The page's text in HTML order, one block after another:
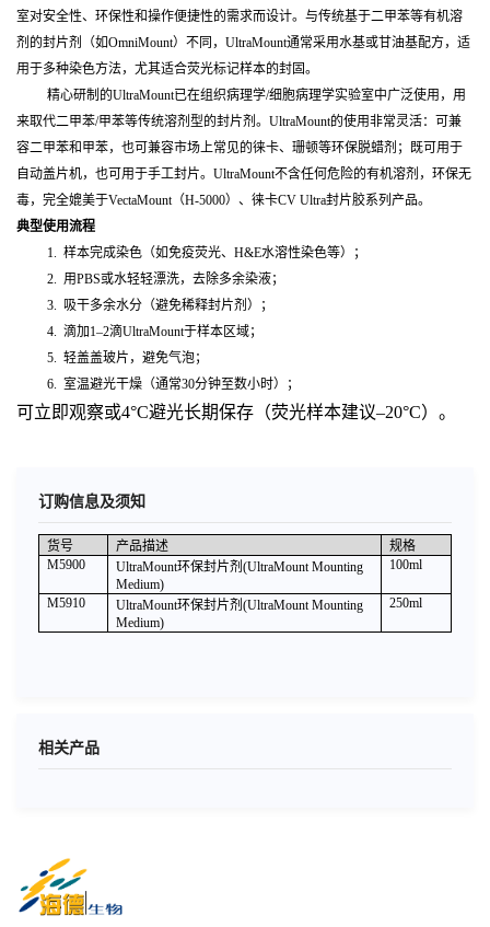
室对安全性、环保性和操作便捷性的需求而设计。与传统基于二甲苯等有机溶
剂的封片剂（如OmniMount）不同，UltraMount通常采用水基或甘油基配方，适
用于多种染色方法，尤其适合荧光标记样本的封固。
精心研制的UltraMount已在组织病理学/细胞病理学实验室中广泛使用，用
来取代二甲苯/甲苯等传统溶剂型的封片剂。UltraMount的使用非常灵活：可兼
容二甲苯和甲苯，也可兼容市场上常见的徕卡、珊顿等环保脱蜡剂；既可用于
自动盖片机，也可用于手工封片。UltraMount不含任何危险的有机溶剂，环保无
毒，完全媲美于VectaMount（H-5000）、徕卡CV Ultra封片胶系列产品。
典型使用流程
1. 样本完成染色（如免疫荧光、H&E水溶性染色等）；
2. 用PBS或水轻轻漂洗，去除多余染液；
3. 吸干多余水分（避免稀释封片剂）；
4. 滴加1–2滴UltraMount于样本区域；
5. 轻盖盖玻片，避免气泡；
6. 室温避光干燥（通常30分钟至数小时）；
可立即观察或4°C避光长期保存（荧光样本建议–20°C）。
订购信息及须知
货号 产品描述
规格
M5900
UltraMount环保封片剂 (UltraMount Mounting
Medium)
100ml
M5910 UltraMount环保封片剂 (UltraMount Mounting
Medium)
250ml
相关产品